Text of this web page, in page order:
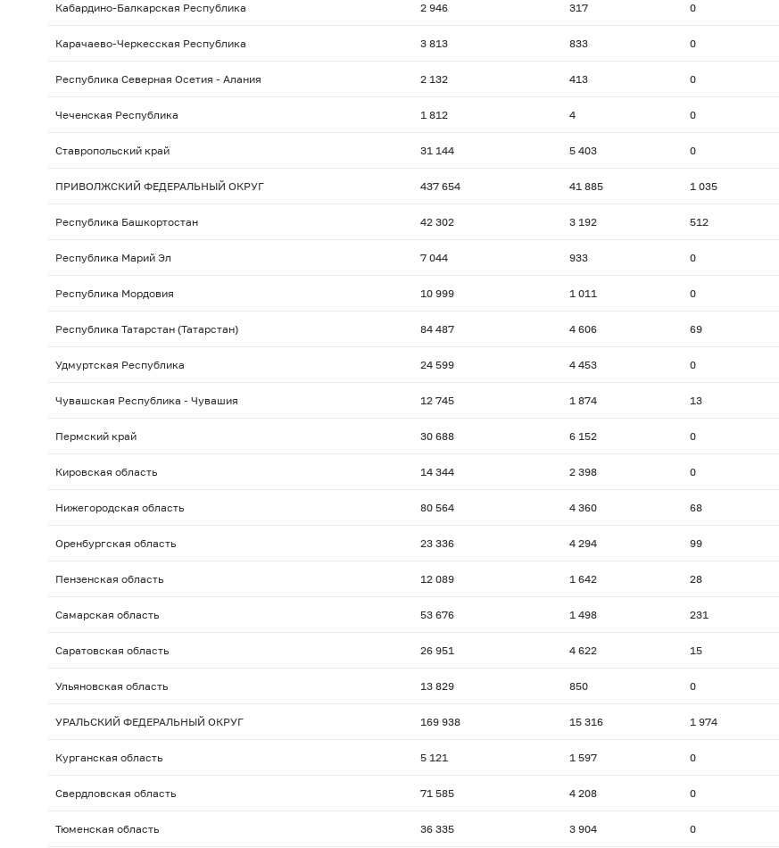
Кабардино-Балкарская Республика 2 946 317 0
Карачаево-Черкесская Республика 3 813 833 0
Республика Северная Осетия - Алания 2 132 413 0
Чеченская Республика 1 812 4 0
Ставропольский край 31 144 5 403 0
ПРИВОЛЖСКИЙ ФЕДЕРАЛЬНЫЙ ОКРУГ 437 654 41 885 1 035
Республика Башкортостан 42 302 3 192 512
Республика Марий Эл 7 044 933 0
Республика Мордовия 10 999 1 011 0
Республика Татарстан (Татарстан) 84 487 4 606 69
Удмуртская Республика 24 599 4 453 0
Чувашская Республика - Чувашия 12 745 1 874 13
Пермский край 30 688 6 152 0
Кировская область 14 344 2 398 0
Нижегородская область 80 564 4 360 68
Оренбургская область 23 336 4 294 99
Пензенская область 12 089 1 642 28
Самарская область 53 676 1 498 231
Саратовская область 26 951 4 622 15
Ульяновская область 13 829 850 0
УРАЛЬСКИЙ ФЕДЕРАЛЬНЫЙ ОКРУГ 169 938 15 316 1 974
Курганская область 5 121 1 597 0
Свердловская область 71 585 4 208 0
Тюменская область 36 335 3 904 0